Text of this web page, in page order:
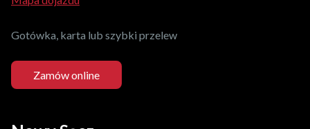
Gotówka, karta lub szybki przelew
Zamów online